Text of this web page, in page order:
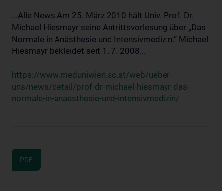
...Alle News Am 25. März 2010 hält Univ. Prof. Dr.
Michael Hiesmayr seine Antrittsvorlesung über „Das
Normale in Anästhesie und Intensivmedizin.“ Michael
Hiesmayr bekleidet seit 1. 7. 2008...
https://www.meduniwien.ac.at/web/ueber-
uns/news/detail/prof-dr-michael-hiesmayr-das-
normale-in-anaesthesie-und-intensivmedizin/
PDF